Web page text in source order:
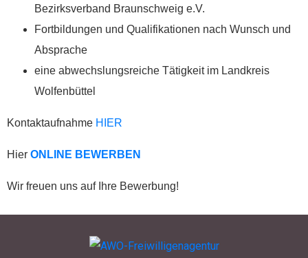
Bezirksverband Braunschweig e.V.
Fortbildungen und Qualifikationen nach Wunsch und
Absprache
eine abwechslungsreiche Tätigkeit im Landkreis
Wolfenbüttel
Kontaktaufnahme HIER
Hier ONLINE BEWERBEN
Wir freuen uns auf Ihre Bewerbung!
Kontakt:
Sylja Baranowski
38300 Wolfenbüttel
engagiert.de